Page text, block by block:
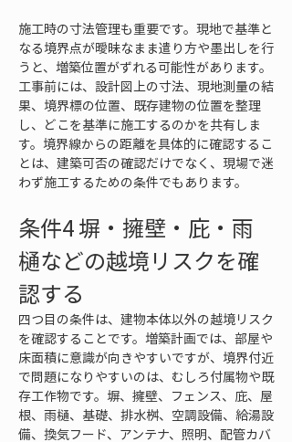
施工時の寸法管理も重要です。現地で基準と
なる境界点が曖昧なまま遣り方や墨出しを行
うと、増築位置がずれる可能性があります。
工事前には、設計図上の寸法、現地測量の結
果、境界標の位置、既存建物の位置を整理
し、どこを基準に施工するのかを共有しま
す。境界線からの距離を具体的に確認するこ
とは、建築可否の確認だけでなく、現場で迷
わず施工するための条件でもあります。
条件4 塀・擁壁・庇・雨
樋などの越境リスクを確
認する
四つ目の条件は、建物本体以外の越境リスク
を確認することです。増築計画では、部屋や
床面積に意識が向きやすいですが、境界付近
で問題になりやすいのは、むしろ付属物や既
存工作物です。塀、擁壁、フェンス、庇、屋
根、雨樋、基礎、排水桝、空調設備、給湯設
備、換気フード、アンテナ、照明、配管カバ